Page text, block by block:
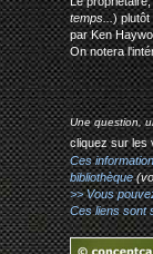
temps...) plutôt
par Ken
On notera
Une question,
cliquez sur les
Ces
bibliothèque
>> Vous
Ces liens sont